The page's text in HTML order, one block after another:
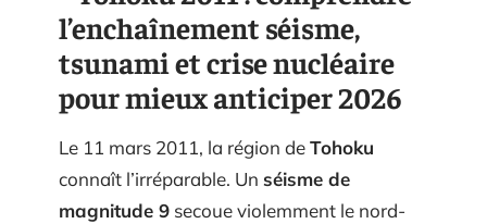
l’enchaînement séisme,
tsunami et crise nucléaire
pour mieux anticiper 2026
Le 11 mars 2011, la région deTohoku
connaît l’irréparable. Un séisme de
magnitude 9 secoue violemment le nord-